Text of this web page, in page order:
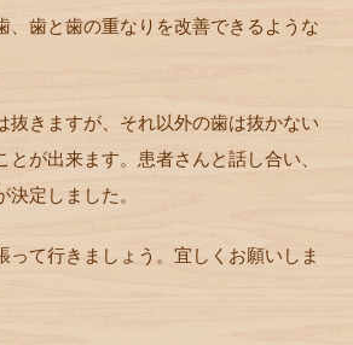
、歯と歯の重なりを改善できるような
抜きますが、それ以外の歯は抜かない
が出来ます。患者さんと話し合い、
定しました。
って行きましょう。宜しくお願いしま